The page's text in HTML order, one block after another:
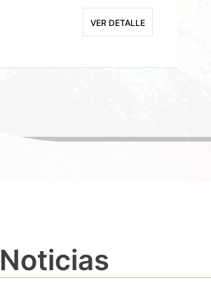
VER DETALLE
Noticias